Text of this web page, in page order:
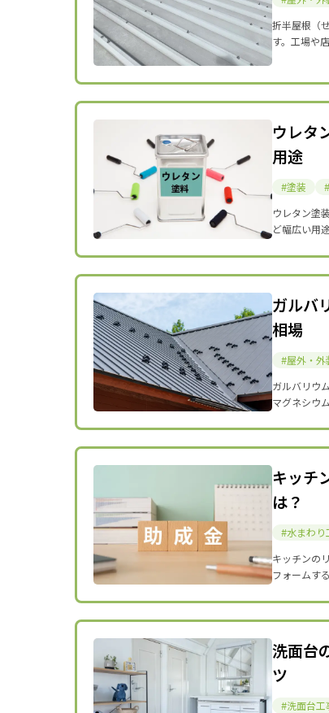
折半屋根（
す。工場や
ウレタ
用途
塗装
ウレタン塗
ど幅広い用
ガルバ
相場
屋外・外
ガルバリウ
マグネシウ
キッチ
は？
水まわり
キッチンの
フォームす
洗面台
ツ
洗面台工